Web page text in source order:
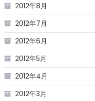
2012年8月
2012年7月
2012年6月
2012年5月
2012年4月
2012年3月